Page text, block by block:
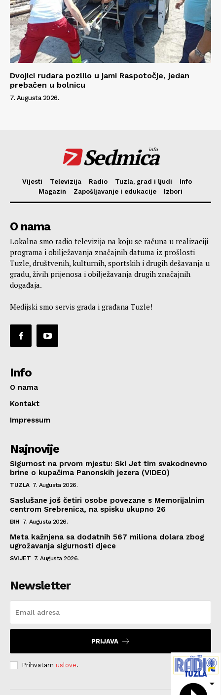
Dvojici rudara pozlilo u jami Raspotočje, jedan
prebačen u bolnicu
7. Augusta 2026.
Sedmica
info
Vijesti Televizija Radio Tuzla, grad i ljudi
Info
Magazin
Zapošljavanje i edukacije Izbori
O nama
Lokalna smo radio televizija na koju se računa u realizaciji
programa i obilježavanja značajnih datuma iz prošlosti
Tuzle, društvenih, kulturnih, sportskih i drugih dešavanja u
gradu, živih prijenosa i obilježavanja drugih značajnih
događaja.
Medijski smo servis grada i građana Tuzle!
Info
O nama
Kontakt
Impressum
Najnovije
Sigurnost na prvom mjestu: Ski Jet tim svakodnevno
brine o kupačima Panonskih jezera (VIDEO)
TUZLA 7. Augusta 2026.
Saslušane još četiri osobe povezane s Memorijalnim
centrom Srebrenica, na spisku ukupno 26
BIH 7. Augusta 2026.
Meta kažnjena sa dodatnih 567 miliona dolara zbog
ugrožavanja sigurnosti djece
SVIJET 7. Augusta 2026.
Newsletter
PRIJAVA
Prihvatam uslove.